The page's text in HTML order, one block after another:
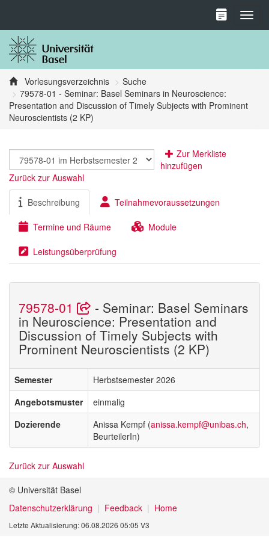
Vorlesungsverzeichnis
Suche
79578-01 - Seminar: Basel Seminars in Neuroscience:
Presentation and Discussion of Timely Subjects with Prominent
Neuroscientists (2 KP)
Zur Merkliste
hinzufügen
Zurück zur Auswahl
Beschreibung Teilnahmevoraussetzungen
Termine und Räume Module
Leistungsüberprüfung
79578-01 - Seminar: Basel Seminars
in Neuroscience: Presentation and
Discussion of Timely Subjects with
Prominent Neuroscientists (2 KP)
Semester
Herbstsemester 2026
Angebotsmuster
einmalig
Dozierende
Anissa Kempf (anissa.kempf@unibas.ch,
BeurteilerIn)
Zurück zur Auswahl
© Universität Basel
Datenschutzerklärung
Feedback Home
Letzte Aktualisierung: 06.08.2026 05:05 V3